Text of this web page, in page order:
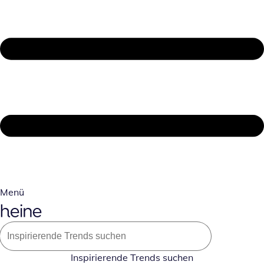
Menü
Inspirierende Trends suchen